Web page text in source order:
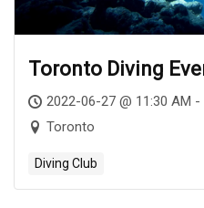
Toronto Diving
2022-06-27 @ 11:30 AM
Toronto
Diving Club